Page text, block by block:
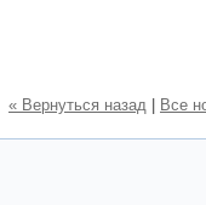
« Вернуться назад Все